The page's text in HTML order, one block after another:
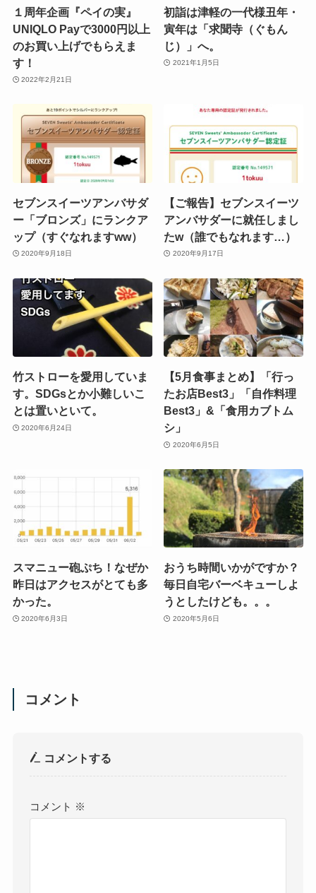
１周年企画『ペイの実』
UNIQLO Payで3000円以上
のお買い上げでもらえま
す！
2022年2月21日
初詣は津軽の一代様丑年・
寅年は「求聞寺（ぐもん
じ）」へ。
2021年1月5日
セブンスイーツアンバサダ
ー「ブロンズ」にランクア
ップ（すぐなれますww）
2020年9月18日
【ご報告】セブンスイーツ
アンバサダーに就任しまし
たw（誰でもなれます…）
2020年9月17日
竹ストローを愛用していま
す。SDGsとか小難しいこ
とは置いといて。
2020年6月24日
【5月食事まとめ】「行っ
たお店Best3」「自作料理
Best3」&「食用カブトム
シ」
2020年6月5日
スマニュー砲ぷち！なぜか
昨日はアクセスがとても多
かった。
2020年6月3日
おうち時間いかがですか？
毎日自宅バーベキューしよ
うとしたけども。。。
2020年5月6日
コメント
コメントする
コメント ※